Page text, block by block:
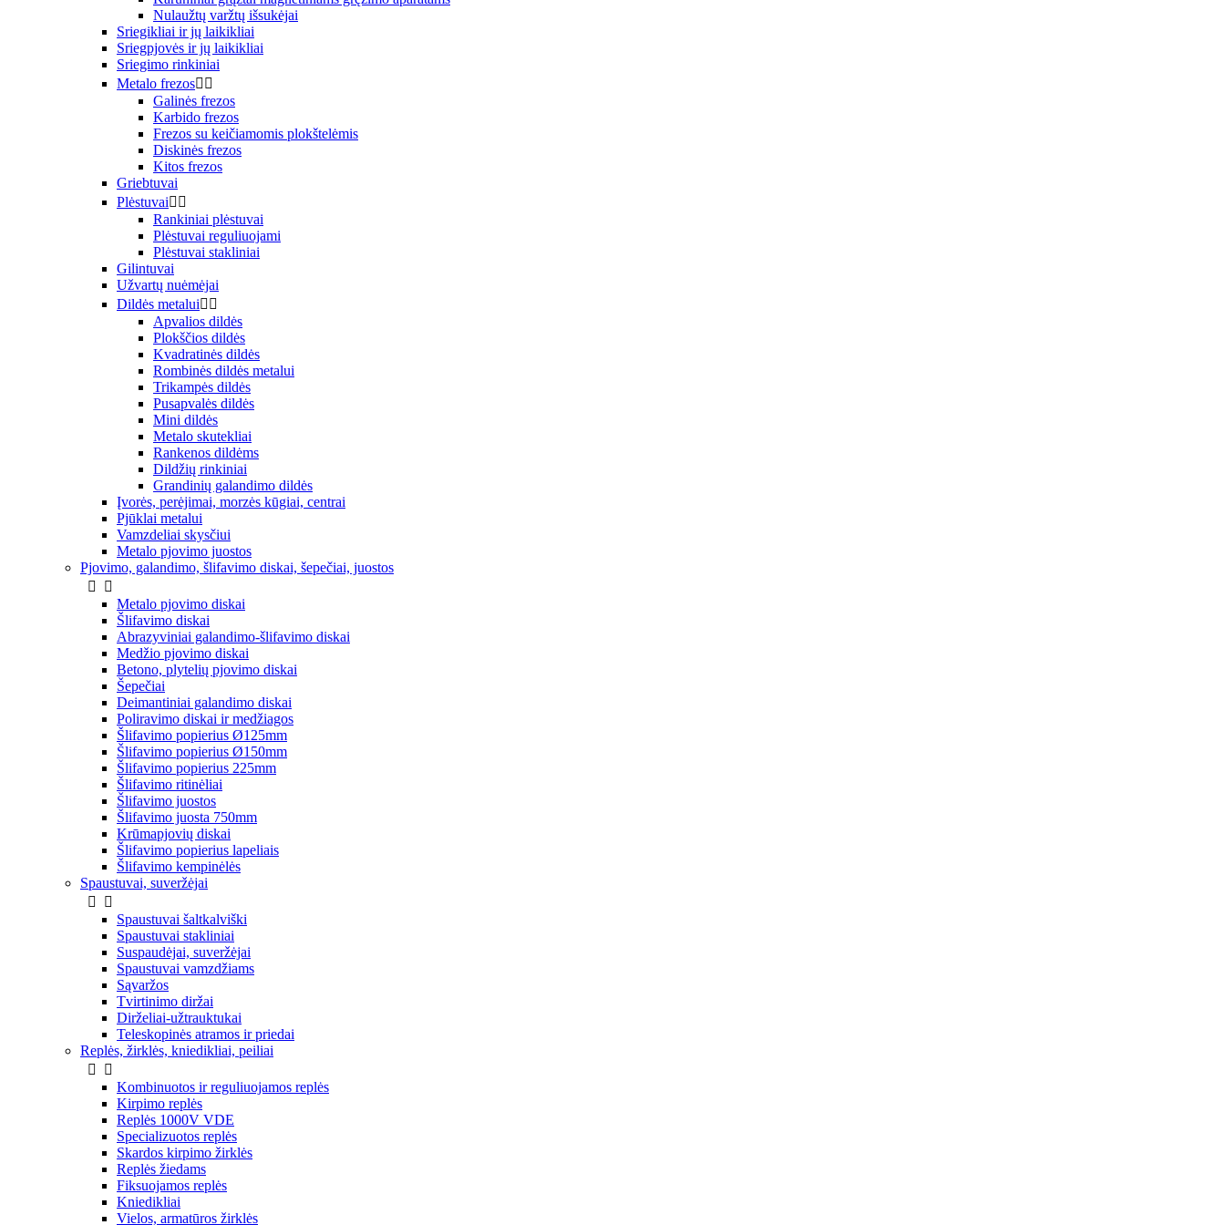
Nulaužtų varžtų išsukėjai
Sriegikliai ir jų laikikliai
Sriegpjovės ir jų laikikliai
Sriegimo rinkiniai
Metalo frezos 
Galinės frezos
Karbido frezos
Frezos su keičiamomis plokštelėmis
Diskinės frezos
Kitos frezos
Griebtuvai
Plėstuvai 
Rankiniai plėstuvai
Plėstuvai reguliuojami
Plėstuvai stakliniai
Gilintuvai
Užvartų nuėmėjai
Dildės metalui 
Apvalios dildės
Plokščios dildės
Kvadratinės dildės
Rombinės dildės metalui
Trikampės dildės
Pusapvalės dildės
Mini dildės
Metalo skutekliai
Rankenos dildėms
Dildžių rinkiniai
Grandinių galandimo dildės
Įvorės, perėjimai, morzės kūgiai, centrai
Pjūklai metalui
Vamzdeliai skysčiui
Metalo pjovimo juostos
Pjovimo, galandimo, šlifavimo diskai, šepečiai, juostos


Metalo pjovimo diskai
Šlifavimo diskai
Abrazyviniai galandimo-šlifavimo diskai
Medžio pjovimo diskai
Betono, plytelių pjovimo diskai
Šepečiai
Deimantiniai galandimo diskai
Poliravimo diskai ir medžiagos
Šlifavimo popierius Ø125mm
Šlifavimo popierius Ø150mm
Šlifavimo popierius 225mm
Šlifavimo ritinėliai
Šlifavimo juostos
Šlifavimo juosta 750mm
Krūmapjovių diskai
Šlifavimo popierius lapeliais
Šlifavimo kempinėlės
Spaustuvai, suveržėjai


Spaustuvai šaltkalviški
Spaustuvai stakliniai
Suspaudėjai, suveržėjai
Spaustuvai vamzdžiams
Sąvaržos
Tvirtinimo diržai
Dirželiai-užtrauktukai
Teleskopinės atramos ir priedai
Replės, žirklės, kniedikliai, peiliai


Kombinuotos ir reguliuojamos replės
Kirpimo replės
Replės 1000V VDE
Specializuotos replės
Skardos kirpimo žirklės
Replės žiedams
Fiksuojamos replės
Kniedikliai
Vielos, armatūros žirklės